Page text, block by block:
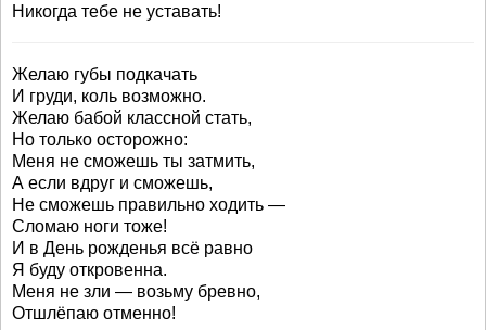
Никогда тебе не уставать!
Желаю губы подкачать
И груди, коль возможно.
Желаю бабой классной стать,
Но только осторожно:
Меня не сможешь ты затмить,
А если вдруг и сможешь,
Не сможешь правильно ходить —
Сломаю ноги тоже!
И в День рожденья всё равно
Я буду откровенна.
Меня не зли — возьму бревно,
Отшлёпаю отменно!